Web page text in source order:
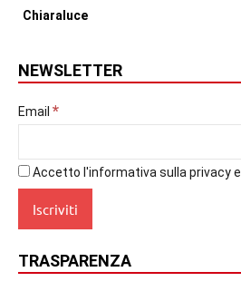
NEWSLETTER
Email *
Accetto l'informativa sulla privacy
TRASPARENZA